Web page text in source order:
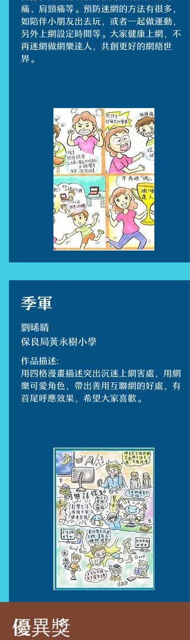
痛、肩頸痛等。預防迷網的方法有很多，
如陪伴小朋友出去玩，或者一起做運動，
另外上網設定時間等。大家健康上網，不
再迷網做網樂達人，共創更好的網絡世
界。
季軍
劉晞晴
保良局黃永樹小學
作品描述:
用四格漫畫描述突出沉迷上網害處，用網
樂可愛角色，帶出善用互聯網的好處，有
首尾呼應效果，希望大家喜歡。
優異獎